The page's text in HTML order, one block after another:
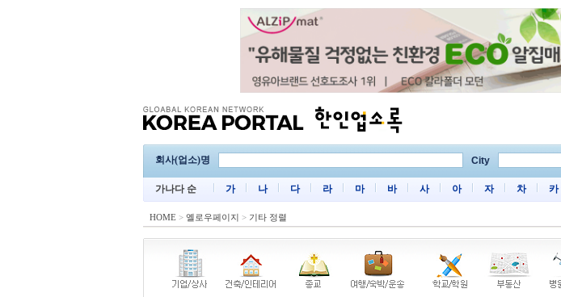
회사(업소)명 City
가나다 순 가 나 다 라 마 바 사 아 자 차 카
HOME > 옐로우페이지 > 기타 정렬